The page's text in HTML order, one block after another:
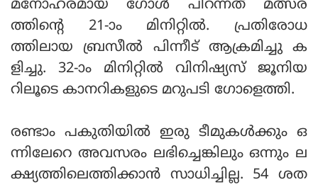
മനോഹരമായ ഗോൾ പിറന്നത് മത്സര
ത്തിന്റെ 21-ാം മിനിറ്റിൽ. പ്രതിരോധ
ത്തിലായ ബ്രസീൽ പിന്നീട് ആക്രമിച്ചു ക
ളിച്ചു. 32-ാം മിനിറ്റിൽ വിനിഷ്യസ് ജൂനിയ
റിലൂടെ കാനറികളുടെ മറുപടി ഗോളെത്തി.
രണ്ടാം പകുതിയിൽ ഇരു ടീമുകൾക്കും ഒ
ന്നിലേറെ അവസരം ലഭിച്ചെങ്കിലും ഒന്നും ല
ക്ഷ്യത്തിലെത്തിക്കാൻ സാധിച്ചില്ല. 54 ശത